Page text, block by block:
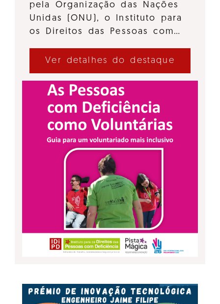
pela Organização das Nações
Unidas (ONU), o Instituto para
os Direitos das Pessoas com…
Ver detalhes do destaque